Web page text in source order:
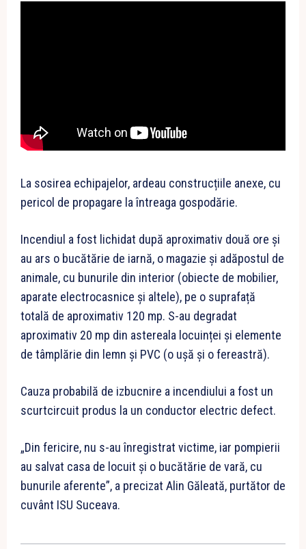
La sosirea echipajelor, ardeau construcțiile anexe, cu
pericol de propagare la întreaga gospodărie.
Incendiul a fost lichidat după aproximativ două ore și
au ars o bucătărie de iarnă, o magazie și adăpostul de
animale, cu bunurile din interior (obiecte de mobilier,
aparate electrocasnice și altele), pe o suprafață
totală de aproximativ 120 mp. S-au degradat
aproximativ 20 mp din astereala locuinței și elemente
de tâmplărie din lemn și PVC (o ușă și o fereastră).
Cauza probabilă de izbucnire a incendiului a fost un
scurtcircuit produs la un conductor electric defect.
„Din fericire, nu s-au înregistrat victime, iar pompierii
au salvat casa de locuit și o bucătărie de vară, cu
bunurile aferente”, a precizat Alin Găleată, purtător de
cuvânt ISU Suceava.